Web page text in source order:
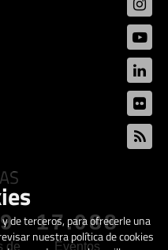
de
17.088
Eventos
de terceros, para ofrecerle una
nuestra política de cookies